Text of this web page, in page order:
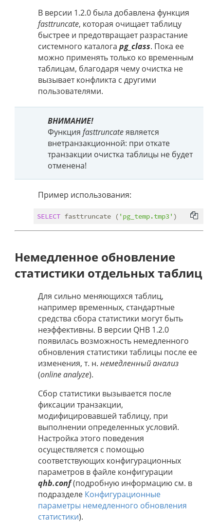
В версии 1.2.0 была добавлена функция
fasttruncate, которая очищает таблицу
быстрее и предотвращает разрастание
системного каталога pg_class. Пока ее
можно применять только ко временным
таблицам, благодаря чему очистка не
вызывает конфликта с другими
пользователями.
ВНИМАНИЕ!
Функция fasttruncateявляется
внетранзакционной: при откате
транзакции очистка таблицы не будет
отменена!
Пример использования:
SELECT fasttruncate ( 'pg_temp.tmp3'
Немедленное обновление
статистики отдельных таблиц
Для сильно меняющихся таблиц,
например временных, стандартные
средства сбора статистики могут быть
неэффективны. В версии QHB 1.2.0
появилась возможность немедленного
обновления статистики таблицы после ее
изменения, т. н. немедленный анализ
(online analyze).
Сбор статистики вызывается после
фиксации транзакции,
модифицировавшей таблицу, при
выполнении определенных условий.
Настройка этого поведения
осуществляется с помощью
соответствующих конфигурационных
параметров в файле конфигурации
qhb.conf(подробную информацию см. в
подразделе Конфигурационные
параметры немедленного обновления
статистики).